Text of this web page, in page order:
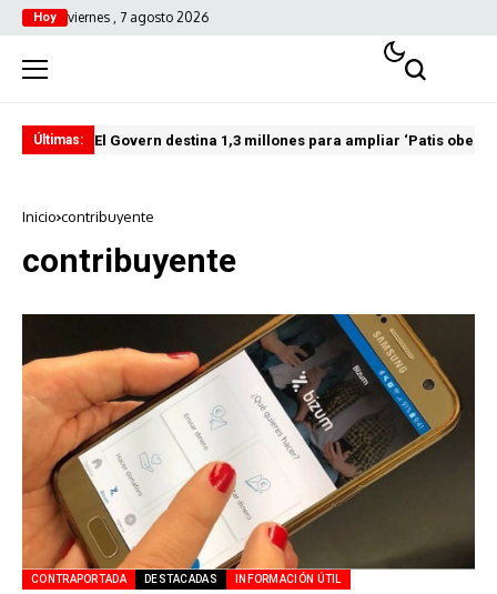
Hoy viernes , 7 agosto 2026
Últimas: El Govern destina 1,3 millones para ampliar ‘Patis
Inicio contribuyente
contribuyente
CONTRAPORTADA DESTACADAS INFORMACIÓN ÚTIL